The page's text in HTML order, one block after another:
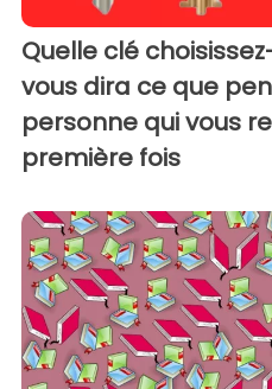
Quelle clé
vous dira ce que
personne qui vous
première fois